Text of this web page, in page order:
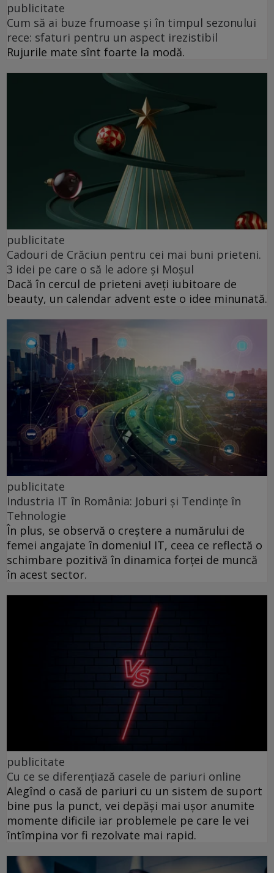
publicitate
Cum să ai buze frumoase şi în timpul sezonului
rece: sfaturi pentru un aspect irezistibil
Rujurile mate sînt foarte la modă.
publicitate
Cadouri de Crăciun pentru cei mai buni prieteni.
3 idei pe care o să le adore și Moșul
Dacă în cercul de prieteni aveți iubitoare de
beauty, un calendar advent este o idee minunată.
publicitate
Industria IT în România: Joburi și Tendințe în
Tehnologie
În plus, se observă o creștere a numărului de
femei angajate în domeniul IT, ceea ce reflectă o
schimbare pozitivă în dinamica forței de muncă
în acest sector.
publicitate
Cu ce se diferențiază casele de pariuri online
Alegînd o casă de pariuri cu un sistem de suport
bine pus la punct, vei depăși mai ușor anumite
momente dificile iar problemele pe care le vei
întîmpina vor fi rezolvate mai rapid.